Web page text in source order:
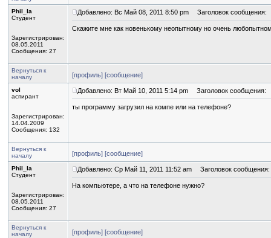
Phil_Ia
Студент
Зарегистрирован:
08.05.2011
Сообщения: 27
Добавлено: Вс Май 08, 2011 8:50 pm Заголовок сообщения:
Скажите мне как новенькому неопытному но очень
Вернуться к
началу
[профиль] [сообщение]
vol
аспирант
Зарегистрирован:
14.04.2009
Сообщения: 132
Добавлено: Вт Май 10, 2011 5:14 pm Заголовок сообщения:
ты программу загрузил на компе или на телефоне?
Вернуться к
началу
[профиль] [сообщение]
Phil_Ia
Студент
Зарегистрирован:
08.05.2011
Сообщения: 27
Добавлено: Ср Май 11, 2011 11:52 am Заголовок сообщения:
На компьютере, а что на телефоне нужно?
Вернуться к
началу
[профиль] [сообщение]